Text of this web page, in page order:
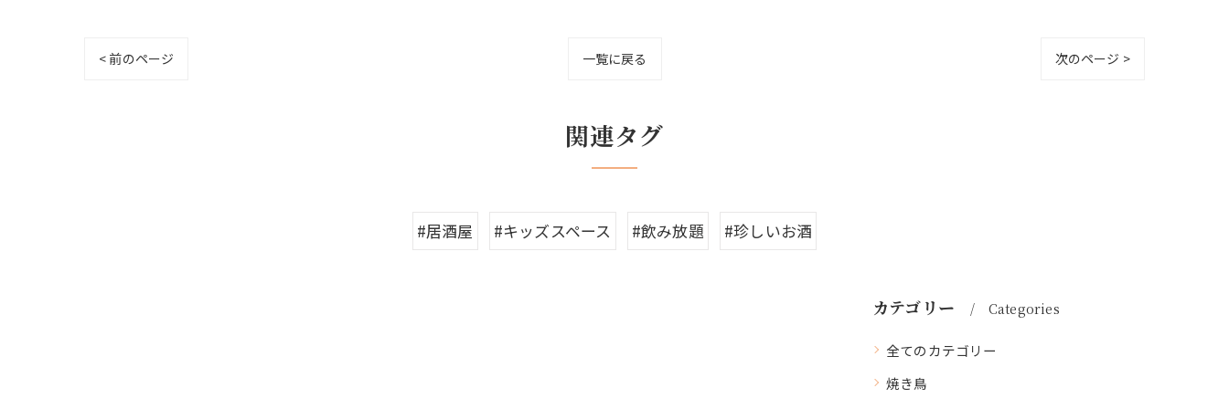
< 前のページ 一覧に戻る 次のページ >
関連タグ
#居酒屋 #キッズスペース #飲み放題 #珍しいお酒
カテゴリー Categories
全てのカテゴリー
焼き鳥